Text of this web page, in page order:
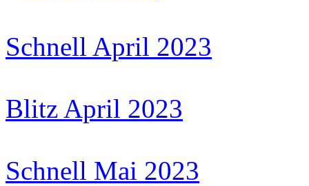
Schnell April 2023
Blitz April 2023
Schnell Mai 2023